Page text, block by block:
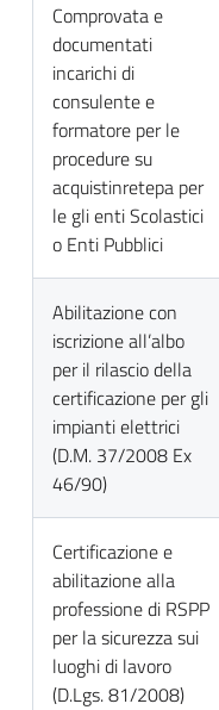
Comprovata e
documentati
incarichi di
consulente e
formatore per le
procedure su
acquistinretepa per
le gli enti Scolastici
o Enti Pubblici
Abilitazione con
iscrizione all’albo
per il rilascio della
certificazione per gli
impianti elettrici
(D.M. 37/2008 Ex
46/90)
Certificazione e
abilitazione alla
professione di RSPP
per la sicurezza sui
luoghi di lavoro
(D.Lgs. 81/2008)